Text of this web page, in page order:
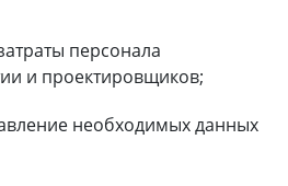
персонала
и проектировщиков;
необходимых данных